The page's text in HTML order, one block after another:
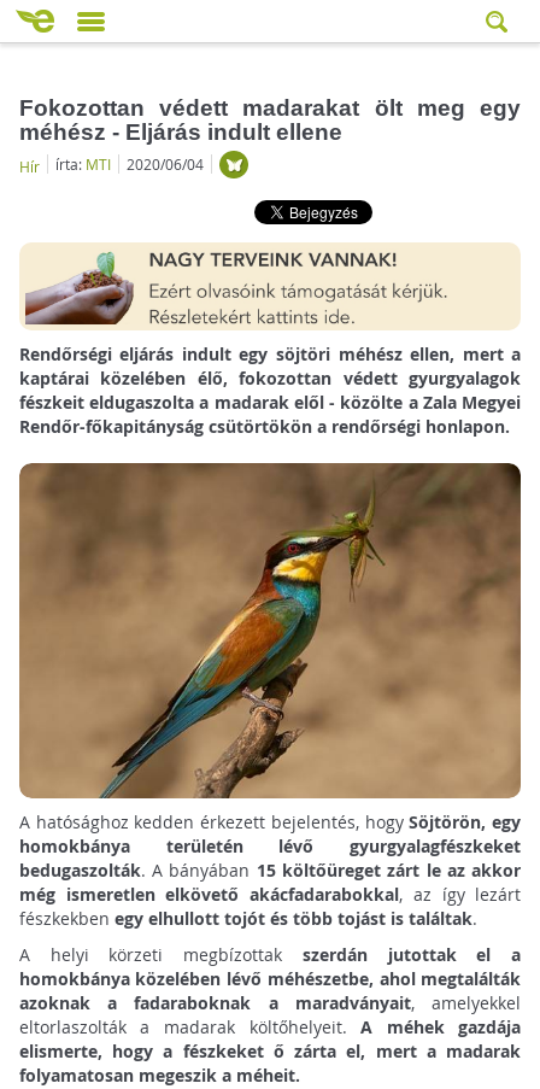
Fokozottan védett madarakat ölt meg egy
méhész - Eljárás indult ellene
Hír írta: MTI 2020/06/04
Rendőrségi eljárás indult egy söjtöri méhész ellen, mert a
kaptárai közelében élő, fokozottan védett gyurgyalagok
fészkeit eldugaszolta a madarak elől - közölte a Zala Megyei
Rendőr-főkapitányság csütörtökön a rendőrségi honlapon.
A hatósághoz kedden érkezett bejelentés, hogySöjtörön, egy
homokbánya területén lévő gyurgyalagfészkeket
bedugaszolták. A bányában 15 költőüreget zárt le az akkor
még ismeretlen elkövető akácfadarabokkal, az így lezárt
fészkekben egy elhullott tojót és több tojást is találtak.
A helyi körzeti megbízottak szerdán jutottak el a
homokbánya közelében lévő méhészetbe, ahol megtalálták
azoknak a fadaraboknak a maradványait, amelyekkel
eltorlaszolták a madarak költőhelyeit.A méhek gazdája
elismerte, hogy a fészkeket ő zárta el, mert a madarak
folyamatosan megeszik a méheit.